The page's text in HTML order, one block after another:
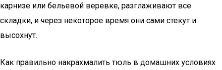
карнизе или бельевой веревке, разглаживают все
складки, и через некоторое время они сами стекут и
высохнут.
Как правильно накрахмалить тюль в домашних условиях